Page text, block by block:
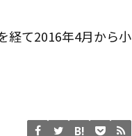
経て2016年4月から小